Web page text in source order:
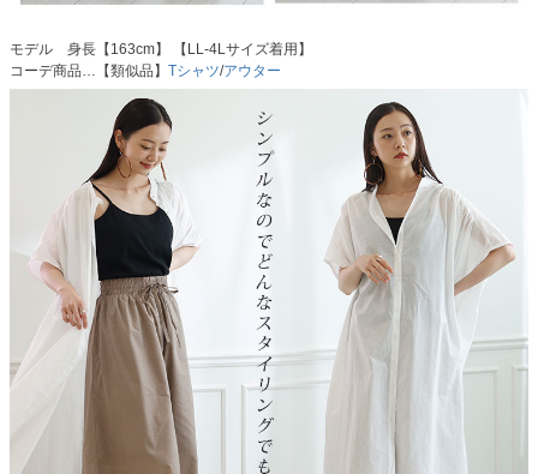
モデル 身長【163cm】 【LL-4Lサイズ着用】
コーデ商品…【類似品】 Tシャツ/アウター